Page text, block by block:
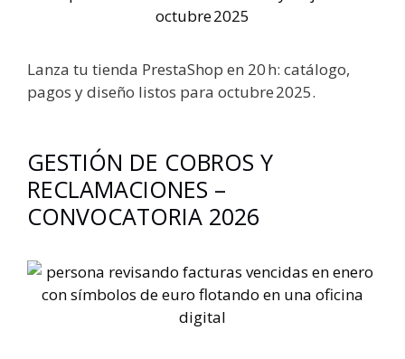
Lanza tu tienda PrestaShop en 20 h: catálogo,
pagos y diseño listos para octubre 2025.
GESTIÓN DE COBROS Y
RECLAMACIONES –
CONVOCATORIA 2026